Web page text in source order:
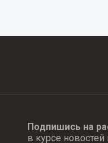
Подпишись на
в курсе